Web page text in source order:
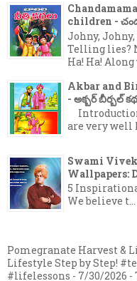
children -
Johny, Johny,
Telling lies?
Ha! Ha! Along
Akbar and
- అక్బర్ బీర్బల్
are very well
Swami
Wallpapers:
5
We believe t...
Pomegranate Harvest &
Lifestyle Step by Step!
#lifelessons - 7/30/2026 -